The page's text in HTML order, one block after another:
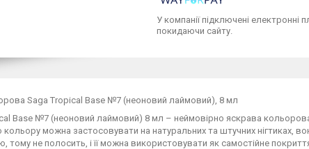
У компанії підключені електронні
покидаючи сайту.
Saga Tropical Base №7 (неоновий лаймовий), 8 мл
Base №7 (неоновий лаймовий) 8 мл – неймовірно яскрава
можна застосовувати на натуральних та штучних нігтиках,
тому не полосить, і її можна використовувати як самостійне